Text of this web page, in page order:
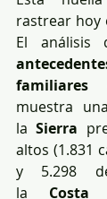
rastrear hoy
El análisis
familiares
muestra
la Sierra
altos (1.831
y 5.298
la Costa